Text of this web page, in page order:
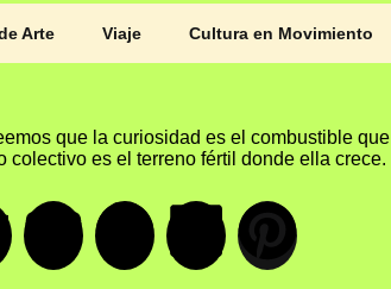
Arte Viaje Cultura en Movimiento
que la curiosidad es el combustible
colectivo es el terreno fértil donde ella crece.